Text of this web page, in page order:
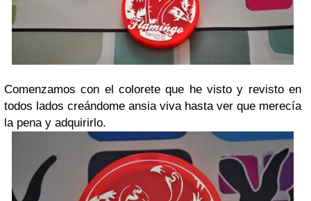
Comenzamos con el colorete que he visto y revisto en
todos lados creándome ansia viva hasta ver que merecía
la pena y adquirirlo.